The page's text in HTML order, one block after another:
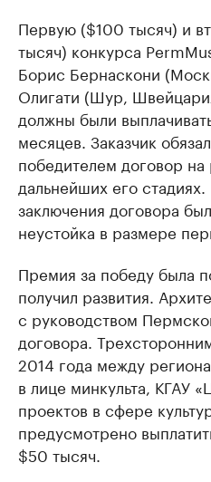
Первую ($100 тысяч) и
тысяч) конкурса
Борис Бернаскони
Олигати (Шур,
должны были
месяцев. Заказчик
победителем договор на
дальнейших его стадиях.
заключения договора
неустойка в размере
Премия за победу была
получил развития.
с руководством
договора.
2014 года между
в лице минкульта, КГАУ
проектов в сфере
предусмотрено
$50 тысяч.